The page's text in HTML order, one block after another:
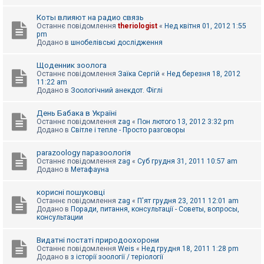
Коты влияют на радио связь
Останнє повідомлення theriologist « Нед квітня 01, 2012 1:55
pm
Додано в шнобелівські дослідження
Щоденник зоолога
Останнє повідомлення Заїка Сергій « Нед березня 18, 2012
11:22 am
Додано в Зоологічний анекдот. Фіглі
День Бабака в Україні
Останнє повідомлення zag « Пон лютого 13, 2012 3:32 pm
Додано в Світле і тепле - Просто разговоры
parazoology паразоологія
Останнє повідомлення zag « Суб грудня 31, 2011 10:57 am
Додано в Метафауна
корисні пошуковці
Останнє повідомлення zag « П'ят грудня 23, 2011 12:01 am
Додано в Поради, питання, консультації - Советы, вопросы,
консультации
Видатні постаті природоохорони
Останнє повідомлення Weis « Нед грудня 18, 2011 1:28 pm
Додано в з історії зоології / теріології